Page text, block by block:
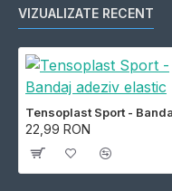
VIZUALIZATE RECENT
22,99 RON